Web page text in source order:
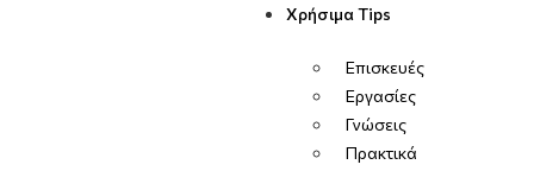
Χρήσιμα Tips
Επισκευές
Εργασίες
Γνώσεις
Πρακτικά